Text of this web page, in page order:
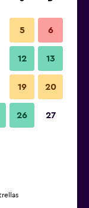
5 6
12 13
19 20
26 27